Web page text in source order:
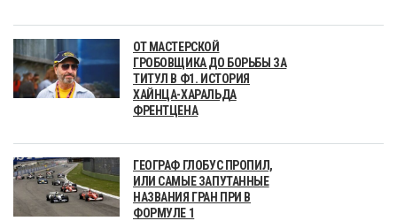
ОТ МАСТЕРСКОЙ
ГРОБОВЩИКА ДО БОРЬБЫ ЗА
ТИТУЛ В Ф1. ИСТОРИЯ
ХАЙНЦА-ХАРАЛЬДА
ФРЕНТЦЕНА
ГЕОГРАФ ГЛОБУС ПРОПИЛ,
ИЛИ САМЫЕ ЗАПУТАННЫЕ
НАЗВАНИЯ ГРАН ПРИ В
ФОРМУЛЕ 1